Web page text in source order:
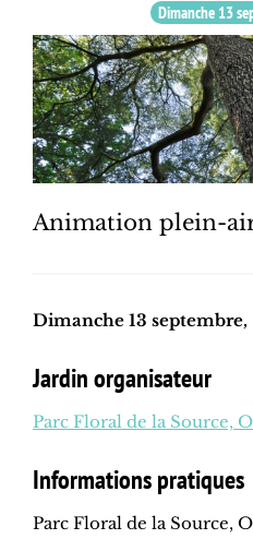
Dimanche 13
Animation plein-
Dimanche 13
Jardin organisateur
Parc Floral de la Source,
Informations pratiques
Parc Floral de la Source,